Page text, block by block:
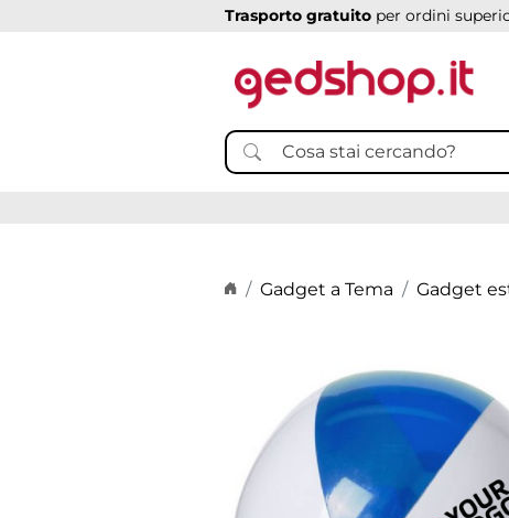
Trasporto gratuito per ordini
Home page
Gadget a Tema Gadget